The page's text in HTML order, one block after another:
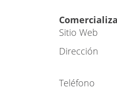
Sitio Web
Dirección
Teléfono